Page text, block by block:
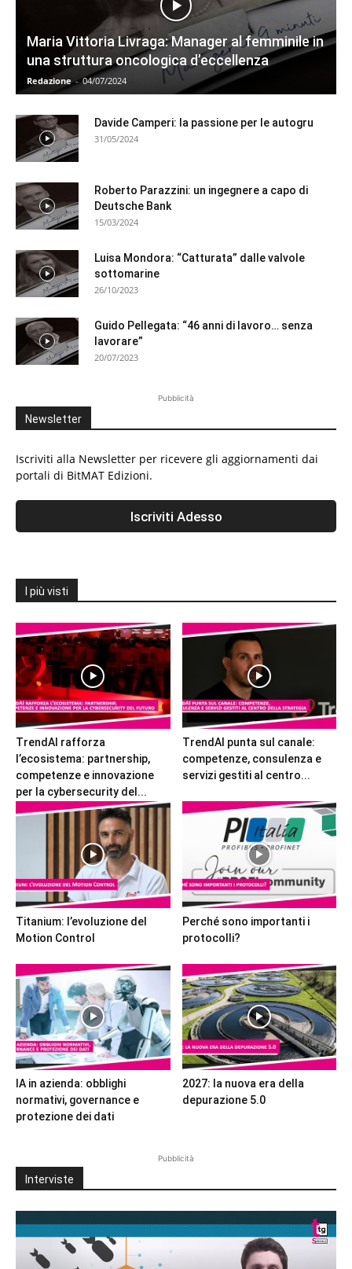
Maria Vittoria Livraga: Manager al femminile in
una struttura oncologica d’eccellenza
Redazione - 04/07/2024
Davide Camperi: la passione per le autogru
31/05/2024
Roberto Parazzini: un ingegnere a capo di
Deutsche Bank
15/03/2024
Luisa Mondora: “Catturata” dalle valvole
sottomarine
26/10/2023
Guido Pellegata: “46 anni di lavoro… senza
lavorare”
20/07/2023
Pubblicità
Newsletter
Iscriviti alla Newsletter per ricevere gli aggiornamenti dai
portali di BitMAT Edizioni.
I più visti
TrendAI rafforza
l’ecosistema: partnership,
competenze e innovazione
per la cybersecurity del...
TrendAI punta sul canale:
competenze, consulenza e
servizi gestiti al centro...
Titanium: l’evoluzione del
Motion Control
Perché sono importanti i
protocolli?
IA in azienda: obblighi
normativi, governance e
protezione dei dati
2027: la nuova era della
depurazione 5.0
Pubblicità
Interviste